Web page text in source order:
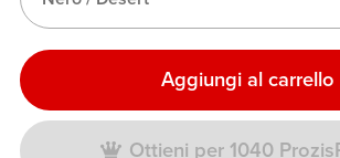
Aggiungi al carrello
Ottieni per 1040